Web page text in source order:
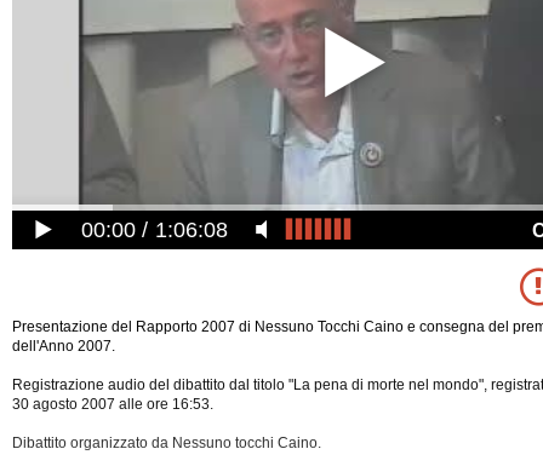
00:00 1:06:08
Presentazione del Rapporto 2007 di Nessuno Tocchi Caino e consegna del
dell'Anno 2007.
Registrazione audio del dibattito dal titolo "La pena di morte nel mondo",
30 agosto 2007 alle ore 16:53.
Dibattito organizzato da Nessuno tocchi Caino.